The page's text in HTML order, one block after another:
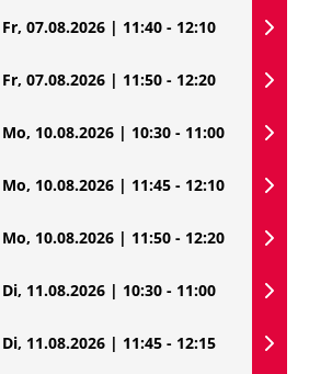
Fr, 07.08.2026 | 11:40 - 12:10
Fr, 07.08.2026 | 11:50 - 12:20
Mo, 10.08.2026 | 10:30 - 11:00
Mo, 10.08.2026 | 11:45 - 12:10
Mo, 10.08.2026 | 11:50 - 12:20
Di, 11.08.2026 | 10:30 - 11:00
Di, 11.08.2026 | 11:45 - 12:15